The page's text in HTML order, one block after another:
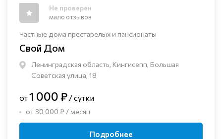
Частные дома престарелых и пансионаты
Свой Дом
Ленинградская область, Кингисепп, Большая
Советская улица, 18
Не проверен
мало отзывов
от1 000 ₽ / сутки
от 30 000 ₽ / месяц
Подробнее